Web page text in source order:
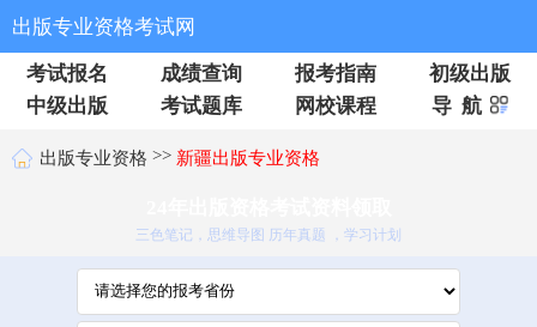
出版专业资格考试网
考试报名 成绩查询 报考指南
初级出版
中级出版
考试题库 网校课程 导 航
出版专业资格 >> 新疆出版专业资格
三色笔记，思维导图 历年真题 ，学习计划